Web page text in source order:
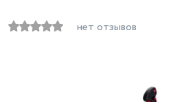
нет отзывов